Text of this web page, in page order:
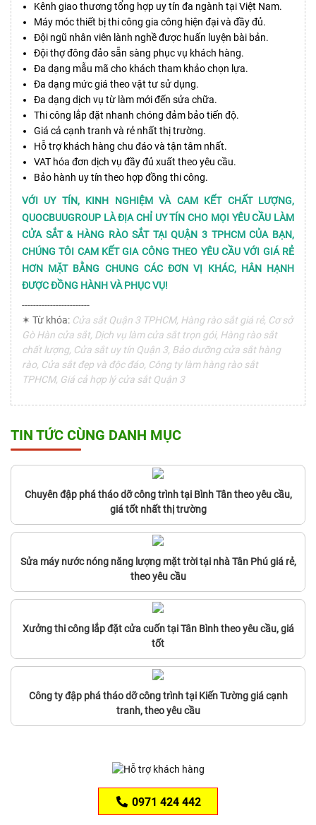
Kênh giao thương tổng hợp uy tín đa ngành tại Việt Nam.
Máy móc thiết bị thi công gia công hiện đại và đầy đủ.
Đội ngũ nhân viên lành nghề được huấn luyện bài bản.
Đội thợ đông đảo sẵn sàng phục vụ khách hàng.
Đa dạng mẫu mã cho khách tham khảo chọn lựa.
Đa dạng mức giá theo vật tư sử dụng.
Đa dạng dịch vụ từ làm mới đến sửa chữa.
Thi công lắp đặt nhanh chóng đảm bảo tiến độ.
Giá cả cạnh tranh và rẻ nhất thị trường.
Hỗ trợ khách hàng chu đáo và tận tâm nhất.
VAT hóa đơn dịch vụ đầy đủ xuất theo yêu cầu.
Bảo hành uy tín theo hợp đồng thi công.
VỚI UY TÍN, KINH NGHIỆM VÀ CAM KẾT CHẤT LƯỢNG,
QUOCBUUGROUP LÀ ĐỊA CHỈ UY TÍN CHO MỌI YÊU CẦU LÀM
CỬA SẮT & HÀNG RÀO SẮT TẠI QUẬN 3 TPHCM CỦA BẠN,
CHÚNG TÔI CAM KẾT GIA CÔNG THEO YÊU CẦU VỚI GIÁ RẺ
HƠN MẶT BẰNG CHUNG CÁC ĐƠN VỊ KHÁC, HÂN HẠNH
ĐƯỢC ĐỒNG HÀNH VÀ PHỤC VỤ!
------------------------
✶ Từ khóa: Cửa sắt Quận 3 TPHCM, Hàng rào sắt giá rẻ, Cơ sở
Gò Hàn cửa sắt, Dịch vụ làm cửa sắt trọn gói, Hàng rào sắt
chất lượng, Cửa sắt uy tín Quận 3, Bảo dưỡng cửa sắt hàng
rào, Cửa sắt đẹp và độc đáo, Công ty làm hàng rào sắt
TPHCM, Giá cả hợp lý cửa sắt Quận 3
TIN TỨC CÙNG DANH MỤC
Chuyên đập phá tháo dỡ công trình tại Bình Tân theo yêu cầu,
giá tốt nhất thị trường
Sửa máy nước nóng năng lượng mặt trời tại nhà Tân Phú giá rẻ,
theo yêu cầu
Xưởng thi công lắp đặt cửa cuốn tại Tân Bình theo yêu cầu, giá
tốt
Công ty đập phá tháo dỡ công trình tại Kiến Tường giá cạnh
tranh, theo yêu cầu
0971 424 442